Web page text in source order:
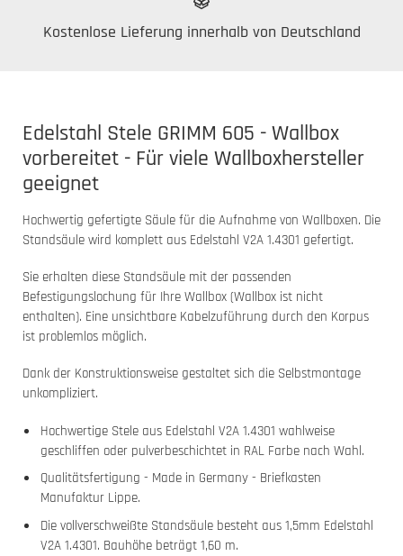
Kostenlose Lieferung innerhalb von Deutschland
Edelstahl Stele GRIMM 605 - Wallbox
vorbereitet - Für viele Wallboxhersteller
geeignet
Hochwertig gefertigte Säule für die Aufnahme von Wallboxen. Die
Standsäule wird komplett aus Edelstahl V2A 1.4301 gefertigt.
Sie erhalten diese Standsäule mit der passenden
Befestigungslochung für Ihre Wallbox (Wallbox ist nicht
enthalten). Eine unsichtbare Kabelzuführung durch den Korpus
ist problemlos möglich.
Dank der Konstruktionsweise gestaltet sich die Selbstmontage
unkompliziert.
Hochwertige Stele aus Edelstahl V2A 1.4301 wahlweise
geschliffen oder pulverbeschichtet in RAL Farbe nach Wahl.
Qualitätsfertigung - Made in Germany - Briefkasten
Manufaktur Lippe.
Die vollverschweißte Standsäule besteht aus 1,5mm Edelstahl
V2A 1.4301. Bauhöhe beträgt 1,60 m.